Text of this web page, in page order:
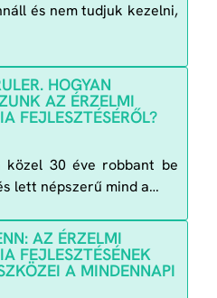
és nem tudjuk kezelni,
HOGYAN
AZ ÉRZELMI
FEJLESZTÉSÉRŐL?
közel 30 éve robbant be
lett népszerű mind a…
AZ ÉRZELMI
FEJLESZTÉSÉNEK
A MINDENNAPI